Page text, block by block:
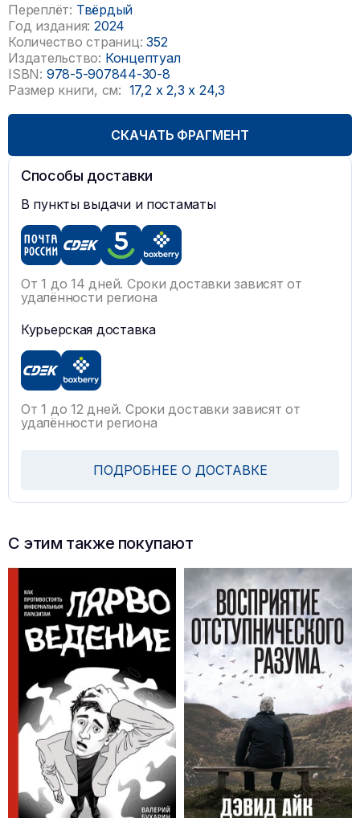
Переплёт: Твёрдый
Год издания: 2024
Количество страниц: 352
Издательство: Концептуал
ISBN: 978-5-907844-30-8
Размер книги, см: 17,2 x 2,3 x 24,3
СКАЧАТЬ ФРАГМЕНТ
Способы доставки
В пункты выдачи и постаматы
От 1 до 14 дней. Сроки доставки зависят от
удалённости региона
Курьерская доставка
От 1 до 12 дней. Сроки доставки зависят от
удалённости региона
ПОДРОБНЕЕ О ДОСТАВКЕ
С этим также покупают